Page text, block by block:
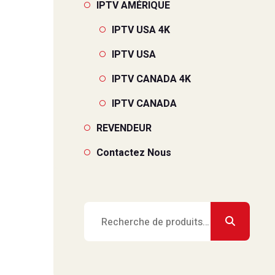
IPTV AMÉRIQUE
IPTV USA 4K
IPTV USA
IPTV CANADA 4K
IPTV CANADA
REVENDEUR
Contactez Nous
pour :